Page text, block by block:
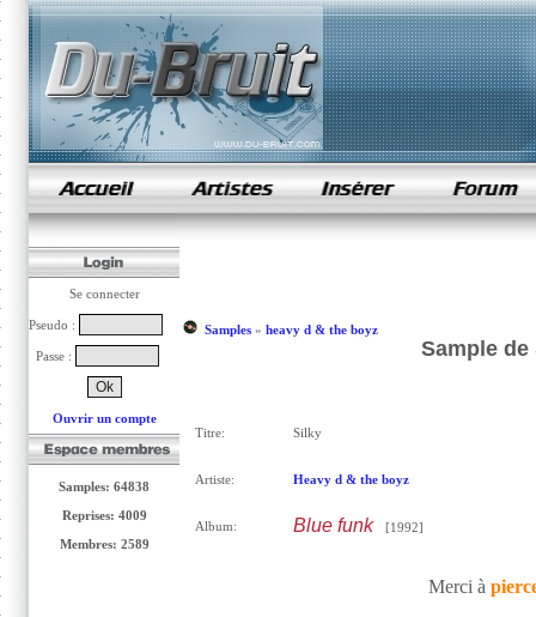
samples de rap
Se connecter
Pseudo :
Passe :
Ouvrir un compte
Samples: 64838
Reprises: 4009
Membres: 2589
Samples» heavy d & the boyz
Sample de
Titre: Silky
Artiste: Heavy d & the boyz
Album: Blue funk [1992]
Merci à